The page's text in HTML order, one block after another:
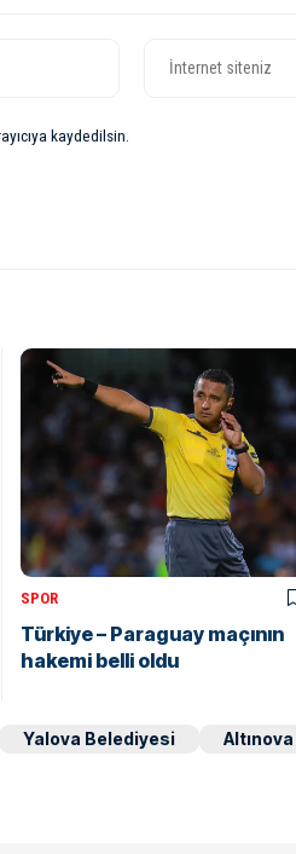
kaydedilsin.
SPOR
Türkiye – Paraguay maçının
hakemi belli oldu
Yalova Belediyesi Altınova